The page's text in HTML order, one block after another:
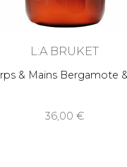
L:A BRUKET
& Mains Bergamote
36,00